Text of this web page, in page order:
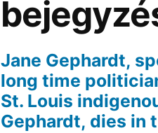
Jane Gephardt,
long time
St. Louis
Gephardt, dies in